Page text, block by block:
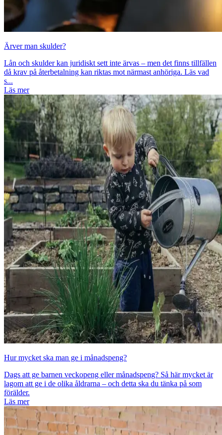
Ärver man skulder?
Lån och skulder kan juridiskt sett inte ärvas – men det finns tillfällen
då krav på återbetalning kan riktas mot närmast anhöriga. Läs vad
s...
Läs mer
Hur mycket ska man ge i månadspeng?
Dags att ge barnen veckopeng eller månadspeng? Så här mycket är
lagom att ge i de olika åldrarna – och detta ska du tänka på som
förälder.
Läs mer